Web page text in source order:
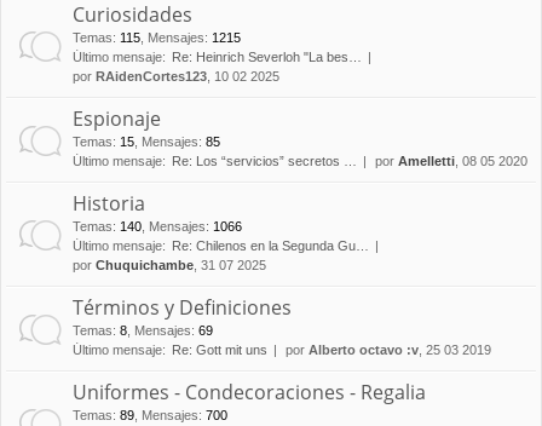
Curiosidades
Temas: 115 Mensajes: 1215
Último mensaje:
Re: Heinrich Severloh "La bes…
por RAidenCortes123 , 10 02 2025
Espionaje
Temas: 15 Mensajes: 85
Último mensaje:
Re: Los “servicios” secretos … por Amelletti , 08 05 2020
Historia
Temas: 140 Mensajes: 1066
Último mensaje:
Re: Chilenos en la Segunda Gu…
por Chuquichambe , 31 07 2025
Términos y Definiciones
Temas: 8 Mensajes: 69
Último mensaje:
Re: Gott mit uns por Alberto octavo :v , 25 03 2019
Uniformes - Condecoraciones - Regalia
Temas: 89 Mensajes: 700